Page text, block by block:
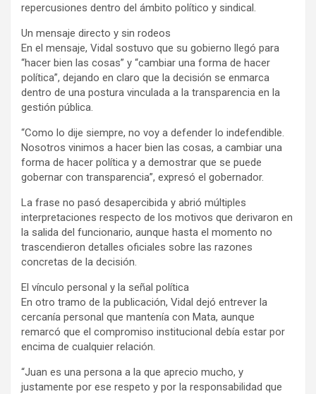
repercusiones dentro del ámbito político y sindical.
Un mensaje directo y sin rodeos
En el mensaje, Vidal sostuvo que su gobierno llegó para
“hacer bien las cosas” y “cambiar una forma de hacer
política”, dejando en claro que la decisión se enmarca
dentro de una postura vinculada a la transparencia en la
gestión pública.
“Como lo dije siempre, no voy a defender lo indefendible.
Nosotros vinimos a hacer bien las cosas, a cambiar una
forma de hacer política y a demostrar que se puede
gobernar con transparencia”, expresó el gobernador.
La frase no pasó desapercibida y abrió múltiples
interpretaciones respecto de los motivos que derivaron en
la salida del funcionario, aunque hasta el momento no
trascendieron detalles oficiales sobre las razones
concretas de la decisión.
El vínculo personal y la señal política
En otro tramo de la publicación, Vidal dejó entrever la
cercanía personal que mantenía con Mata, aunque
remarcó que el compromiso institucional debía estar por
encima de cualquier relación.
“Juan es una persona a la que aprecio mucho, y
justamente por ese respeto y por la responsabilidad que